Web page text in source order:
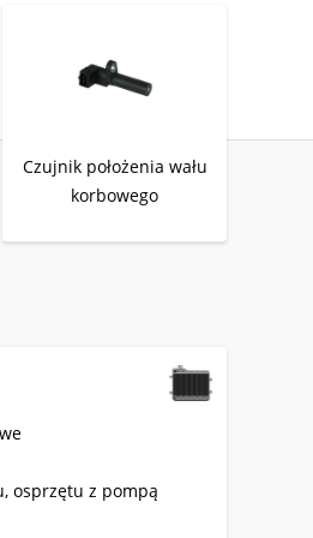
Czujnik położenia wału
korbowego
osprzętu z pompą